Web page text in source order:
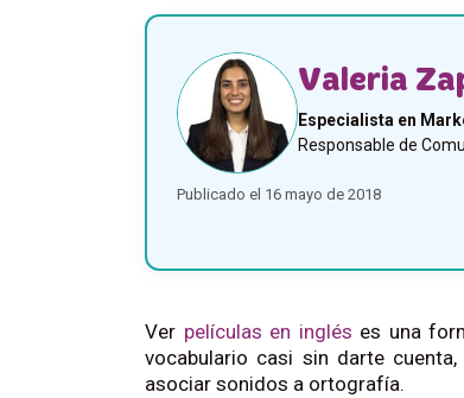
Valeria
Especialista en
Responsable de
Publicado el 16 mayo de 2018
Ver películas en inglés es una
vocabulario casi sin darte
asociar sonidos a ortografía.